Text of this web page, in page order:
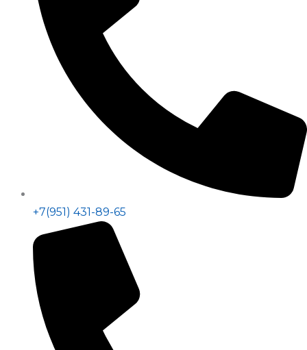
+7(951) 431-89-65